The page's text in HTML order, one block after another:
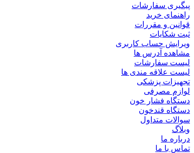
پیگیری سفارشات
راهنمای خرید
قوانین و مقررات
ثبت شکایات
ویرایش حساب کاربری
مشاهده آدرس ها
لیست سفارشات
لیست علاقه مندی ها
تجهیزات پزشکی
لوازم مصرفی
دستگاه فشار خون
دستگاه قندخون
سوالات متداول
وبلاگ
درباره ما
تماس با ما